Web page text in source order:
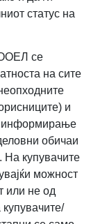
статус на
се
на сите
и
информирање
обичаи
На купувачите
можност
или не од